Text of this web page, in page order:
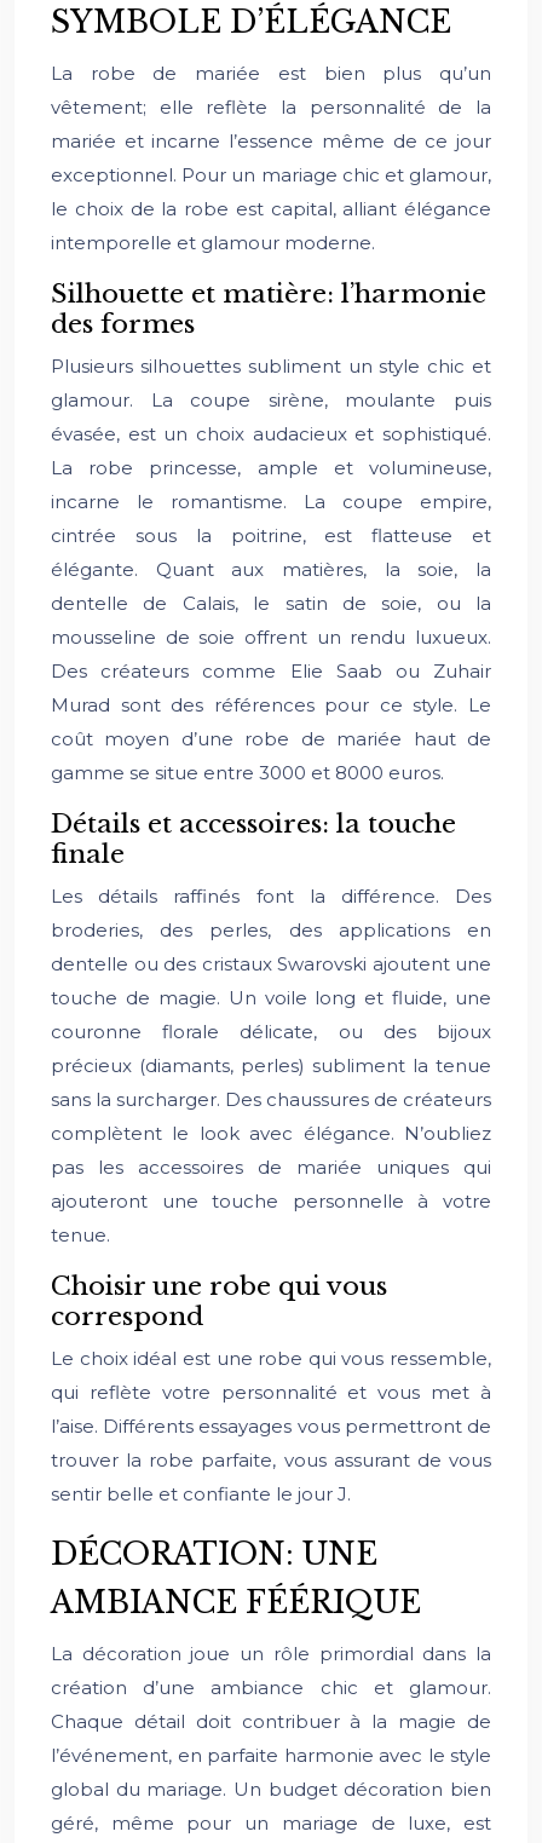
SYMBOLE D’ÉLÉGANCE
La robe de mariée est bien plus qu’un
vêtement; elle reflète la personnalité de la
mariée et incarne l’essence même de ce jour
exceptionnel. Pour un mariage chic et glamour,
le choix de la robe est capital, alliant élégance
intemporelle et glamour moderne.
Silhouette et matière: l’harmonie
des formes
Plusieurs silhouettes subliment un style chic et
glamour. La coupe sirène, moulante puis
évasée, est un choix audacieux et sophistiqué.
La robe princesse, ample et volumineuse,
incarne le romantisme. La coupe empire,
cintrée sous la poitrine, est flatteuse et
élégante. Quant aux matières, la soie, la
dentelle de Calais, le satin de soie, ou la
mousseline de soie offrent un rendu luxueux.
Des créateurs comme Elie Saab ou Zuhair
Murad sont des références pour ce style. Le
coût moyen d’une robe de mariée haut de
gamme se situe entre 3000 et 8000 euros.
Détails et accessoires: la touche
finale
Les détails raffinés font la différence. Des
broderies, des perles, des applications en
dentelle ou des cristaux Swarovski ajoutent une
touche de magie. Un voile long et fluide, une
couronne florale délicate, ou des bijoux
précieux (diamants, perles) subliment la tenue
sans la surcharger. Des chaussures de créateurs
complètent le look avec élégance. N’oubliez
pas les accessoires de mariée uniques qui
ajouteront une touche personnelle à votre
tenue.
Choisir une robe qui vous
correspond
Le choix idéal est une robe qui vous ressemble,
qui reflète votre personnalité et vous met à
l’aise. Différents essayages vous permettront de
trouver la robe parfaite, vous assurant de vous
sentir belle et confiante le jour J.
DÉCORATION: UNE
AMBIANCE FÉÉRIQUE
La décoration joue un rôle primordial dans la
création d’une ambiance chic et glamour.
Chaque détail doit contribuer à la magie de
l’événement, en parfaite harmonie avec le style
global du mariage. Un budget décoration bien
géré, même pour un mariage de luxe, est